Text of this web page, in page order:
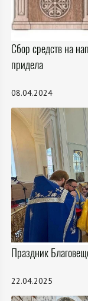
Сбор средств на
придела
08.04.2024
Праздник
22.04.2025